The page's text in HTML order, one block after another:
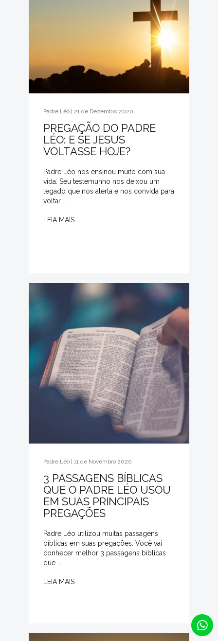
Padre Léo | 21 de Dezembro 2020
PREGAÇÃO DO PADRE
LÉO: E SE JESUS
VOLTASSE HOJE?
Padre Léo nos ensinou muito com sua
vida. Seu testemunho nos deixou um
legado que nos alerta e nos convida para
voltar ...
LEIA MAIS
Padre Léo | 11 de Novembro 2020
3 PASSAGENS BÍBLICAS
QUE O PADRE LÉO USOU
EM SUAS PRINCIPAIS
PREGAÇÕES
Padre Léo utilizou muitas passagens
bíblicas em suas pregações. Você vai
conhecer melhor 3 passagens bíblicas
que ...
LEIA MAIS